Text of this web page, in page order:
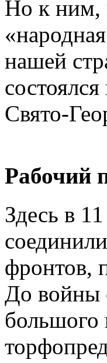
Но к ним,
нашей
Свято-
Рабочий
Здесь в
фронтов,
До войны
большого